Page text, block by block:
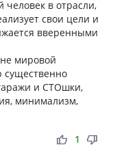
человек в отрасли,
свои цели и
вверенными
мировой
существенно
и СТОшки,
минимализм,
thumb_up thumb_down
1